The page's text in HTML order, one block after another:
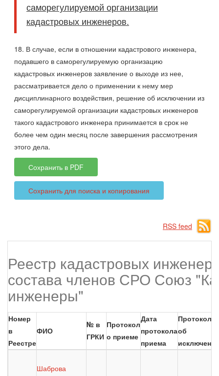
саморегулируемой организации
кадастровых инженеров.
18. В случае, если в отношении кадастрового инженера,
подавшего в саморегулируемую организацию
кадастровых инженеров заявление о выходе из нее,
рассматривается дело о применении к нему мер
дисциплинарного воздействия, решение об исключении из
саморегулируемой организации кадастровых инженеров
такого кадастрового инженера принимается в срок не
более чем один месяц после завершения рассмотрения
этого дела.
Сохранить в PDF
Сохранить для поиска и копирования
RSS feed
Реестр кадастровых
состава членов СРО Союз
инженеры"
Номер
в
Реестре
ФИО
№ в
ГРКИ
Протокол
о приеме
Дата
протокола
приема
Протокол
об
Шаброва